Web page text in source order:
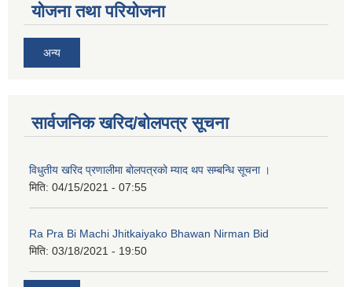
योजना तथा परियोजना
अन्य
सार्वजनिक खरिद/बोलपत्र सूचना
विधुतीय खरिद प्रणालीमा बोलपत्रको म्याद थप सम्बन्धि सूचना ।
मिति: 04/15/2021 - 07:55
Ra Pra Bi Machi Jhitkaiyako Bhawan Nirman Bid
मिति: 03/18/2021 - 19:50